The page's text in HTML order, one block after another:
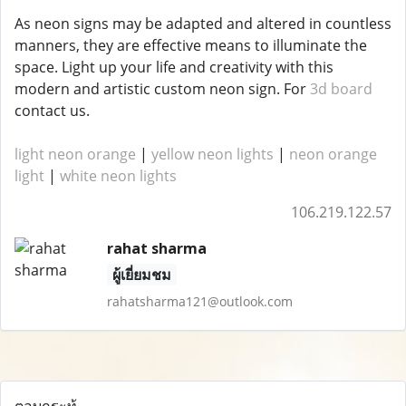
As neon signs may be adapted and altered in countless
manners, they are effective means to illuminate the
space. Light up your life and creativity with this
modern and artistic custom neon sign. For 3d board
contact us.
light neon orange | yellow neon lights | neon orange
light | white neon lights
106.219.122.57
rahat sharma
ผู้เยี่ยมชม
rahatsharma121@outlook.com